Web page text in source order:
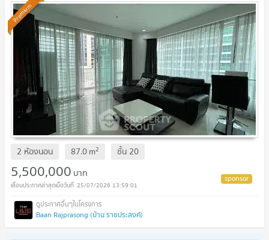
Premium
2 ห้องนอน 87.0m2 ชั้น 20
5,500,000 บาท
25/07/2026 13:59:01
Baan Rajprasong (บ้าน ราชประสงค์)